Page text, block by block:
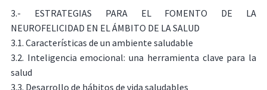
3.- ESTRATEGIAS PARA EL FOMENTO DE LA
NEUROFELICIDAD EN EL ÁMBITO DE LA SALUD
3.1. Características de un ambiente saludable
3.2. Inteligencia emocional: una herramienta clave para la
salud
3.3. Desarrollo de hábitos de vida saludables